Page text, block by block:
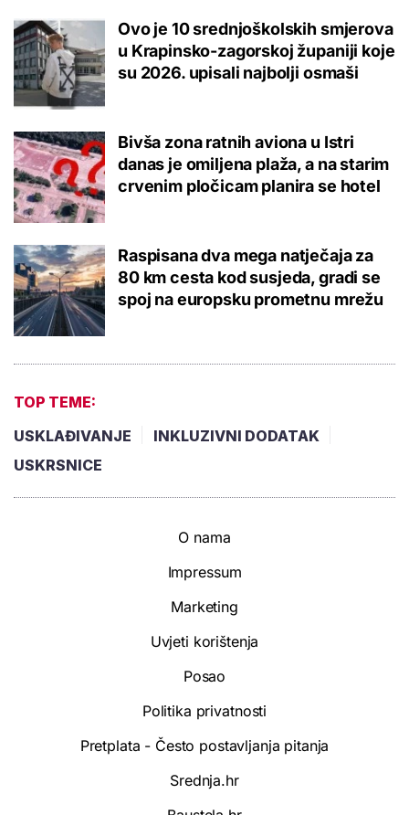
Ovo je 10 srednjoškolskih smjerova
u Krapinsko-zagorskoj županiji koje
su 2026. upisali najbolji osmaši
Bivša zona ratnih aviona u Istri
danas je omiljena plaža, a na starim
crvenim pločicam planira se hotel
Raspisana dva mega natječaja za
80 km cesta kod susjeda, gradi se
spoj na europsku prometnu mrežu
TOP TEME:
USKLAĐIVANJE
INKLUZIVNI DODATAK
USKRSNICE
O nama
Impressum
Marketing
Uvjeti korištenja
Posao
Politika privatnosti
Pretplata - Često postavljanja pitanja
Srednja.hr